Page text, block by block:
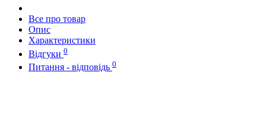
Все про товар
Опис
Характеристики
Відгуки 0
Питання - відповідь 0